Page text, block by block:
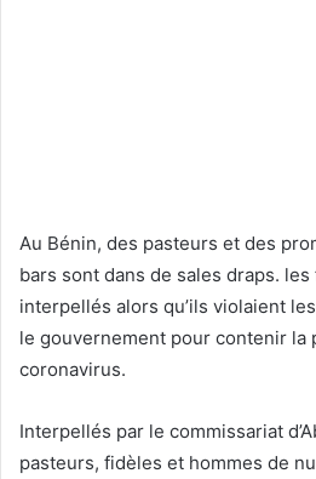
Au Bénin, des pasteurs et des
bars sont dans de sales draps.
interpellés alors qu’ils violaient
le gouvernement pour contenir la
coronavirus.
Interpellés par le commissariat
pasteurs, fidèles et hommes de